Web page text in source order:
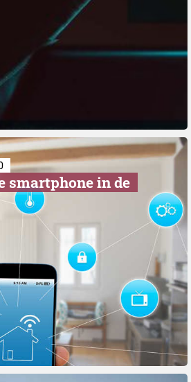
smartphone in de